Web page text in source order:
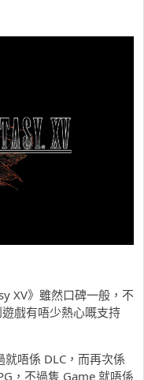
XV》雖然口碑一般，不
戲有唔少熱心嘅支持
唔係 DLC，而再次係
，不過隻 Game 就唔係